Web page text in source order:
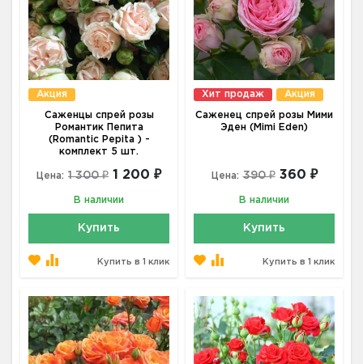
Акция
Саженцы спрей розы
Романтик Пепита
(Romantic Pepita ) -
комплект 5 шт.
Цена: 1 300 ₽ 1 200 ₽
В наличии
Купить
Купить в 1 клик
Хит продаж Акция
Саженец спрей розы Мими
Эден (Mimi Eden)
Цена: 390 ₽ 360 ₽
В наличии
Купить
Купить в 1 клик